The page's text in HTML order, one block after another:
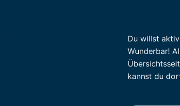
Du willst
Wunderbar!
kannst du